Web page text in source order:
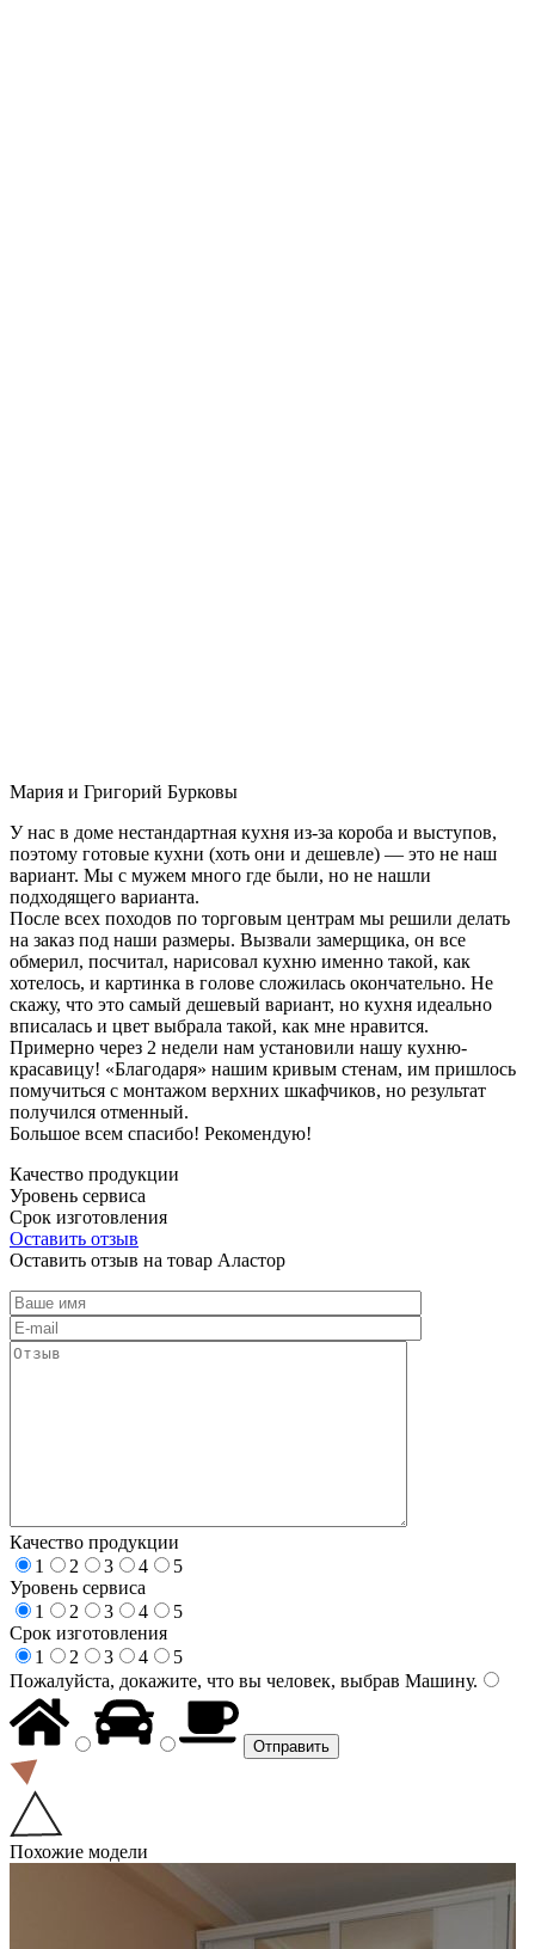
Мария и Григорий Бурковы
У нас в доме нестандартная кухня из-за короба и выступов,
поэтому готовые кухни (хоть они и дешевле) — это не наш
вариант. Мы с мужем много где были, но не нашли
подходящего варианта.
После всех походов по торговым центрам мы решили делать
на заказ под наши размеры. Вызвали замерщика, он все
обмерил, посчитал, нарисовал кухню именно такой, как
хотелось, и картинка в голове сложилась окончательно. Не
скажу, что это самый дешевый вариант, но кухня идеально
вписалась и цвет выбрала такой, как мне нравится.
Примерно через 2 недели нам установили нашу кухню-
красавицу! «Благодаря» нашим кривым стенам, им пришлось
помучиться с монтажом верхних шкафчиков, но результат
получился отменный.
Большое всем спасибо! Рекомендую!
Качество продукции
Уровень сервиса
Срок изготовления
Оставить отзыв
Оставить отзыв на товар Аластор
Качество продукции
1
2 3 4
5
Уровень сервиса
1
2 3 4
5
Срок изготовления
1
2 3 4
5
Пожалуйста, докажите, что вы человек, выбрав Машину.
Похожие модели